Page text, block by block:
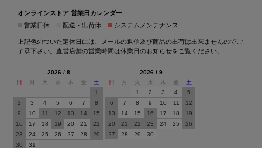
オンラインストア 営業日カレンダー
営業日休 配送・出荷休 ■ システムメンテナンス
上記色のついた定休日には、メールの返信及び商品の出荷は出来ませんのでご
了承下さい。直営店舗の営業時間は休業日のお知らせをご覧ください。
2026 / 8
日
月 火 水 木 金
土
1
2
3 4 5 6 7
8
9
10 11 12 13 14
15
16
17 18 19 20 21
22
23
24 25 26 27 28
29
30
31
2026 / 9
日
月 火 水 木 金
土
1
2 3 4
5
6
7 8 9 10 11
12
13
14 15 16 17 18
19
20
21 22 23 24 25
26
27
28 29 30